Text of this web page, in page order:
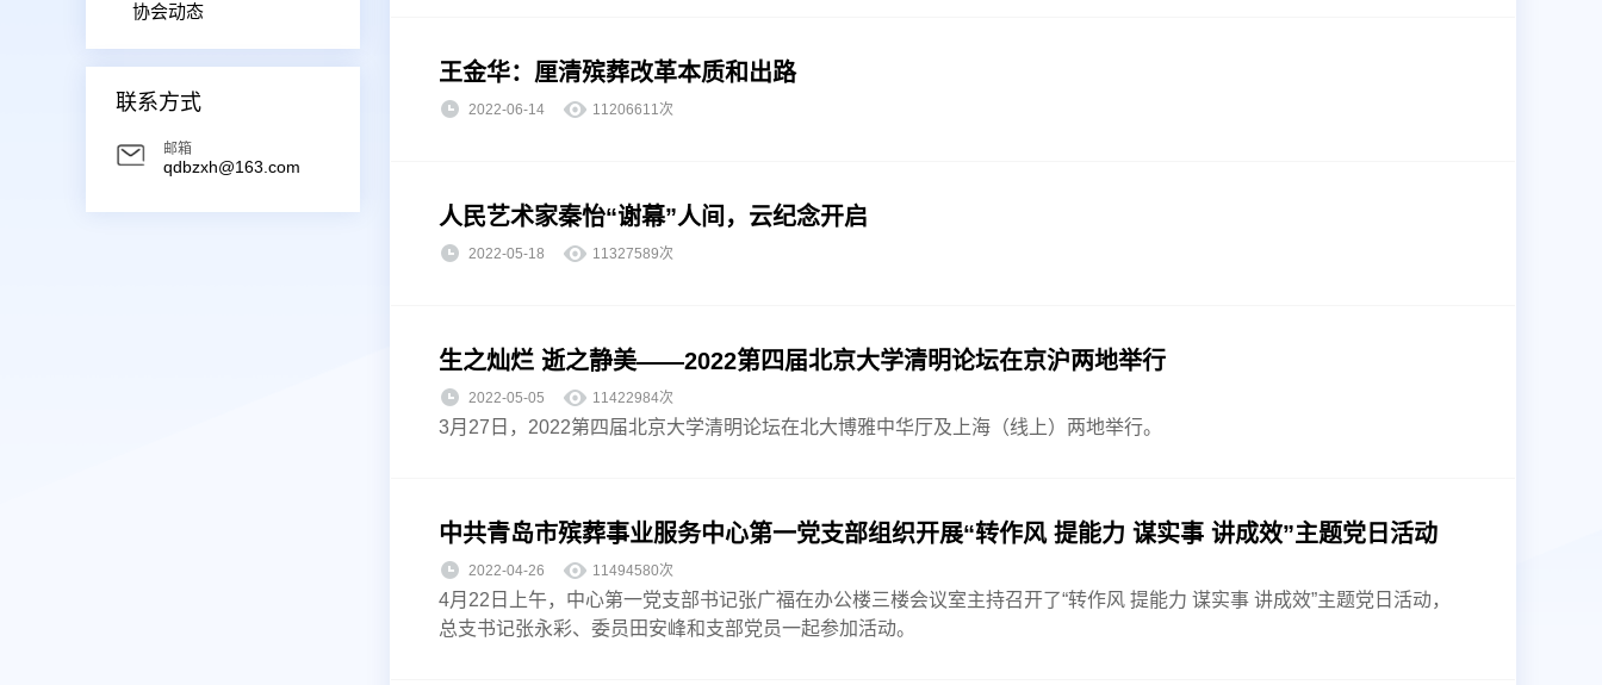
协会动态
联系方式
邮箱
qdbzxh@163.com
王金华：厘清殡葬改革本质和出路
2022-06-14 11206611次
人民艺术家秦怡“谢幕”人间，云纪念开启
2022-05-18 11327589次
生之灿烂 逝之静美——2022第四届北京大学清明论坛在京沪两地举行
2022-05-05 11422984次
3月27日，2022第四届北京大学清明论坛在北大博雅中华厅及上海（线上）两地举行。
中共青岛市殡葬事业服务中心第一党支部组织开展“转作风 提能力 谋实事 讲成效”主题党日活动
2022-04-26 11494580次
4月22日上午，中心第一党支部书记张广福在办公楼三楼会议室主持召开了“转作风 提能力 谋实事 讲成效”主题党日活动，
总支书记张永彩、委员田安峰和支部党员一起参加活动。